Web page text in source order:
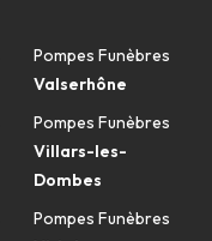
Pompes Funèbres
Valserhône
Pompes Funèbres
Villars-les-
Dombes
Pompes Funèbres